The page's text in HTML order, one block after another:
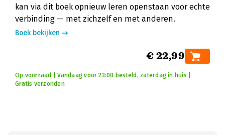
kan via dit boek opnieuw leren openstaan voor echte
verbinding — met zichzelf en met anderen.
Boek bekijken
€ 22,99
Op voorraad | Vandaag voor 23:00 besteld, zaterdag in huis |
Gratis verzonden